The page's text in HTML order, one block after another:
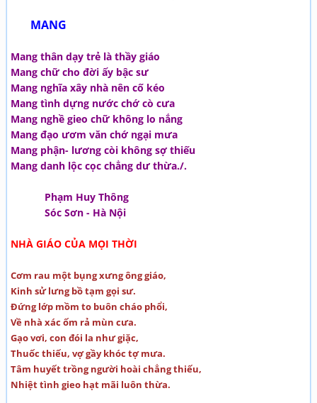
MANG
Mang thân dạy trẻ là thầy giáo
Mang chữ cho đời ấy bậc sư
Mang nghĩa xây nhà nên cố kéo
Mang tình dựng nước chớ cò cưa
Mang nghề gieo chữ không lo nắng
Mang đạo ươm văn chớ ngại mưa
Mang phận- lương còi không sợ thiếu
Mang danh lộc cọc chẳng dư thừa./.
Phạm Huy Thông
Sóc Sơn - Hà Nội
NHÀ GIÁO CỦA MỌI THỜI
Cơm rau một bụng xưng ông giáo,
Kinh sử lưng bồ tạm gọi sư.
Đứng lớp mồm to buôn cháo phổi,
Về nhà xác ốm rả mùn cưa.
Gạo vơi, con đói la như giặc,
Thuốc thiếu, vợ gầy khóc tợ mưa.
Tâm huyết trồng người hoài chẳng thiếu,
Nhiệt tình gieo hạt mãi luôn thừa.